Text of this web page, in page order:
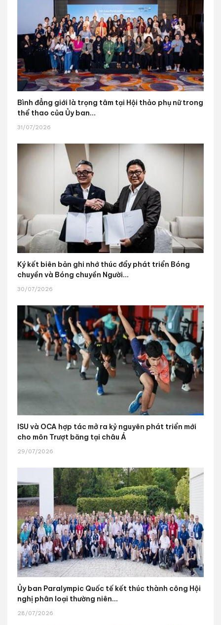
Bình đẳng giới là trọng tâm tại Hội thảo phụ nữ trong
thể thao của Ủy ban...
31/07/2026
Ký kết biên bản ghi nhớ thúc đẩy phát triển Bóng
chuyền và Bóng chuyền Người...
30/07/2026
ISU và OCA hợp tác mở ra kỷ nguyên phát triển mới
cho môn Trượt băng tại châu Á
29/07/2026
Ủy ban Paralympic Quốc tế kết thúc thành công Hội
nghị phân loại thường niên...
28/07/2026